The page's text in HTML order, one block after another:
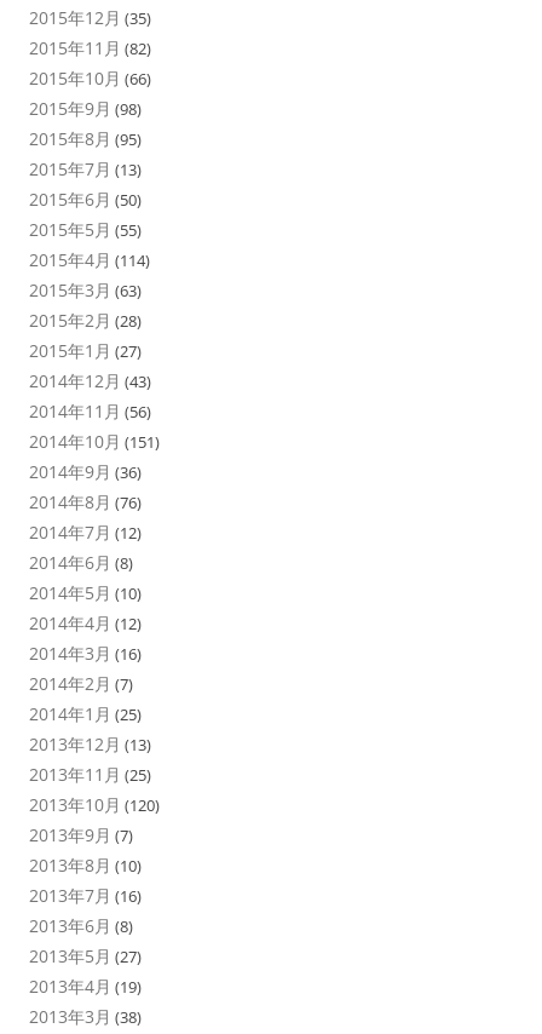
2015年12月 (35)
2015年11月 (82)
2015年10月 (66)
2015年9月 (98)
2015年8月 (95)
2015年7月 (13)
2015年6月 (50)
2015年5月 (55)
2015年4月 (114)
2015年3月 (63)
2015年2月 (28)
2015年1月 (27)
2014年12月 (43)
2014年11月 (56)
2014年10月 (151)
2014年9月 (36)
2014年8月 (76)
2014年7月 (12)
2014年6月 (8)
2014年5月 (10)
2014年4月 (12)
2014年3月 (16)
2014年2月 (7)
2014年1月 (25)
2013年12月 (13)
2013年11月 (25)
2013年10月 (120)
2013年9月 (7)
2013年8月 (10)
2013年7月 (16)
2013年6月 (8)
2013年5月 (27)
2013年4月 (19)
2013年3月 (38)